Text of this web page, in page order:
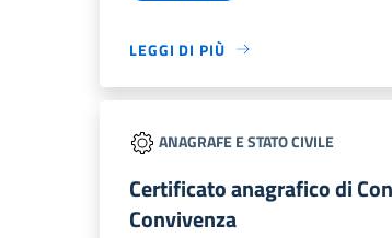
LEGGI DI PIÙ
ANAGRAFE E STATO CIVILE
Certificato anagrafico di
Convivenza